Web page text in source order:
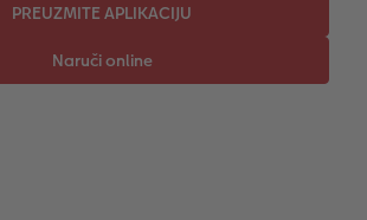
CEWE TRENUTNI ISPIS FOTOGRAFIJA
Foto kolaži